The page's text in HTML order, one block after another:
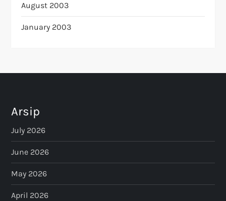
August 2003
January 2003
Arsip
July 2026
June 2026
May 2026
April 2026